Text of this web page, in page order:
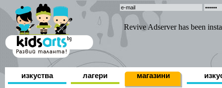
изкуства лагери магазини